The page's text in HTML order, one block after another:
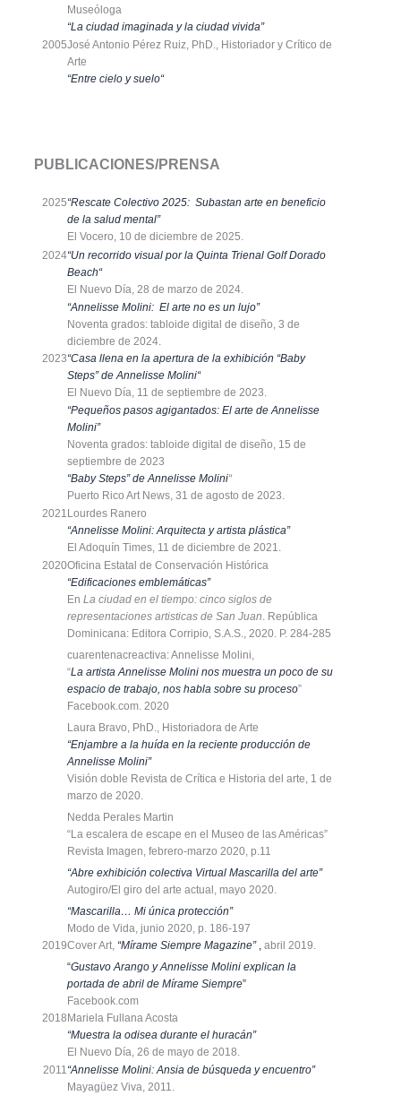
Museóloga
“La ciudad imaginada y la ciudad vivida”
2005José Antonio Pérez Ruiz, PhD., Historiador y Crítico de
Arte
“Entre cielo y suelo“
PUBLICACIONES/PRENSA
2025“Rescate Colectivo 2025: Subastan arte en beneficio
de la salud mental”
El Vocero, 10 de diciembre de 2025.
2024“Un recorrido visual por la Quinta Trienal Golf Dorado
Beach“
El Nuevo Día, 28 de marzo de 2024.
“Annelisse Molini: El arte no es un lujo”
Noventa grados: tabloide digital de diseño, 3 de
diciembre de 2024.
2023“Casa llena en la apertura de la exhibición “Baby
Steps” de Annelisse Molini“
El Nuevo Día, 11 de septiembre de 2023.
“Pequeños pasos agigantados: El arte de Annelisse
Molini”
Noventa grados: tabloide digital de diseño, 15 de
septiembre de 2023
“Baby Steps” de Annelisse Molini“
Puerto Rico Art News, 31 de agosto de 2023.
2021 Lourdes Ranero
“Annelisse Molini: Arquitecta y artista plástica”
El Adoquín Times, 11 de diciembre de 2021.
2020Oficina Estatal de Conservación Histórica
“Edificaciones emblemáticas”
EnLa ciudad en el tiempo: cinco siglos de
representaciones artisticas de San Juan. República
Dominicana: Editora Corripio, S.A.S., 2020. P. 284-285
cuarentenacreactiva: Annelisse Molini,
“La artista Annelisse Molini nos muestra un poco de su
espacio de trabajo, nos habla sobre su proceso”
Facebook.com. 2020
Laura Bravo, PhD., Historiadora de Arte
“Enjambre a la huída en la reciente producción de
Annelisse Molini”
Visión doble Revista de Crítica e Historia del arte, 1 de
marzo de 2020.
Nedda Perales Martin
“La escalera de escape en el Museo de las Américas”
Revista Imagen, febrero-marzo 2020, p.11
“Abre exhibición colectiva Virtual Mascarilla del arte”
Autogiro/El giro del arte actual, mayo 2020.
“Mascarilla… Mi única protección”
Modo de Vida, junio 2020, p. 186-197
2019Cover Art, “Mírame Siempre Magazine” ,abril 2019.
“Gustavo Arango y Annelisse Molini explican la
portada de abril de Mírame Siempre”
Facebook.com
2018 Mariela Fullana Acosta
“Muestra la odisea durante el huracán”
El Nuevo Día, 26 de mayo de 2018.
2011“Annelisse Molini: Ansia de búsqueda y encuentro”
Mayagüez Viva, 2011.